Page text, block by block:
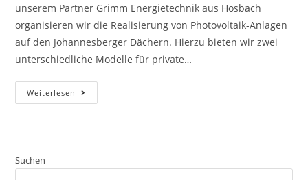
unserem Partner Grimm Energietechnik aus Hösbach
organisieren wir die Realisierung von Photovoltaik-Anlagen
auf den Johannesberger Dächern. Hierzu bieten wir zwei
unterschiedliche Modelle für private…
Weiterlesen
Suchen